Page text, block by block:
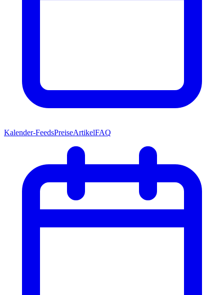
Kalender-FeedsPreiseArtikelFAQ